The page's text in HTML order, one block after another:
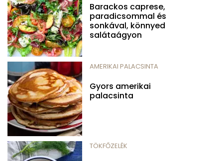
Barackos caprese,
paradicsommal és
sonkával, könnyed
salátaágyon
AMERIKAI PALACSINTA
Gyors amerikai
palacsinta
TÖKFŐZELÉK